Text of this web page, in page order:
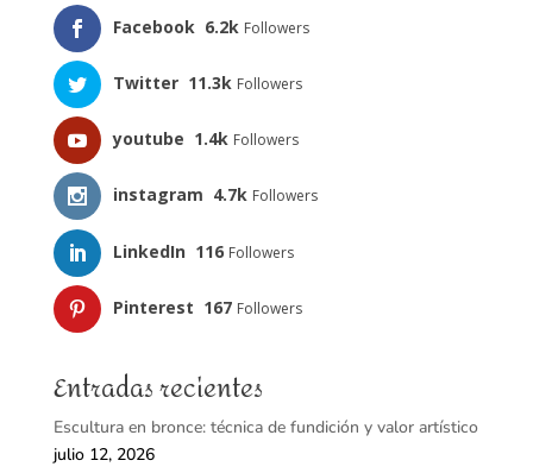
Facebook 6.2k Followers
Twitter 11.3k Followers
youtube 1.4k Followers
instagram 4.7k Followers
LinkedIn 116 Followers
Pinterest 167 Followers
Entradas recientes
Escultura en bronce: técnica de fundición y valor artístico
julio 12, 2026